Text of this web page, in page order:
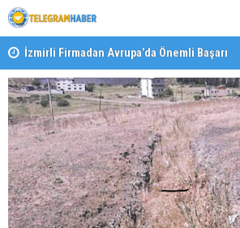
İzmirli Firmadan Avrupa’da Önemli Başarı